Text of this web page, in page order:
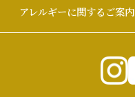
アレルギーに関するご案内